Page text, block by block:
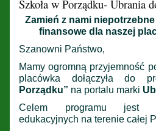
Szkoła w Porządku- Ubrania
Zamień z nami
finansowe dla naszej
Szanowni Państwo,
Mamy ogromną przyjemność
placówka dołączyła do
Porządku” na portalu marki
Celem programu jest
edukacyjnych na terenie całej